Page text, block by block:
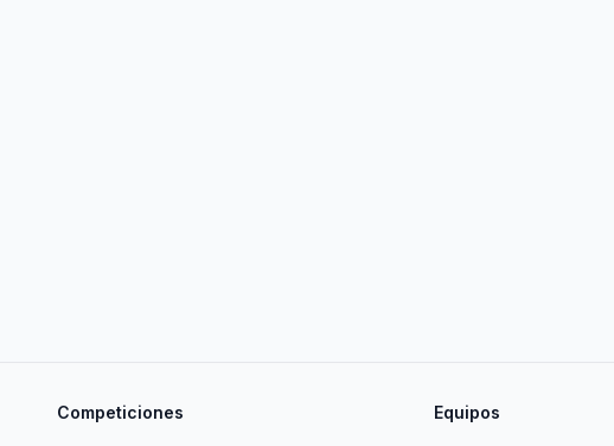
Competiciones Equipos